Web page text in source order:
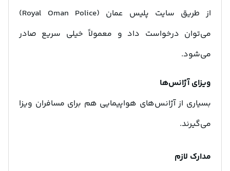
از طریق سایت پلیس عمان (Royal Oman Police)
می‌توان درخواست داد و معمولاً خیلی سریع صادر
می‌شود.
ویزای آژانس‌ها
بسیاری از آژانس‌های هواپیمایی هم برای مسافران ویزا
می‌گیرند.
مدارک لازم